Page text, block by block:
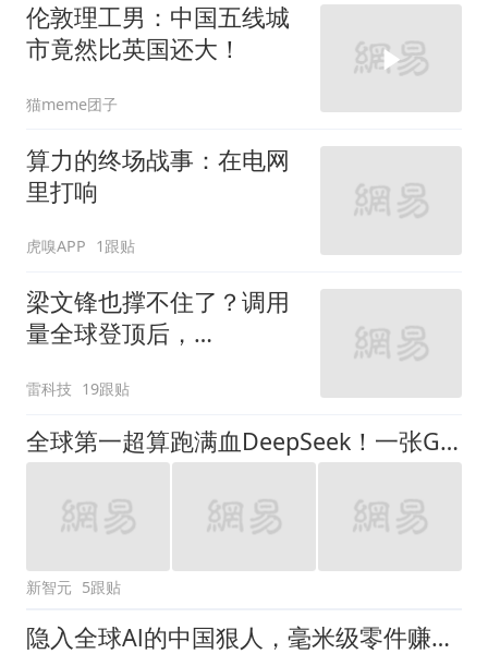
伦敦理工男：中国五线城
市竟然比英国还大！
猫meme团子
算力的终场战事：在电网
里打响
虎嗅APP 1跟贴
梁文锋也撑不住了？调用
量全球登顶后，
雷科技 19跟贴
全球第一超算跑满血DeepSeek！一张GPU没用，打造超智融合「Token工厂」
新智元 5跟贴
隐入全球Al的中国狠人，毫米级零件赚出3000多亿市值